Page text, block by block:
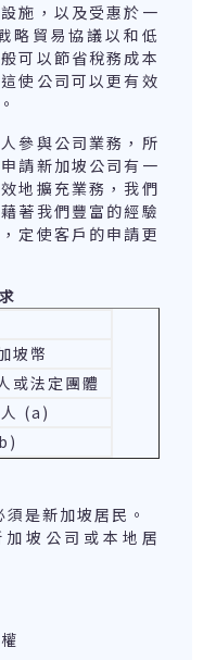
施，以及受惠於一
略貿易協議以和低
可以節省稅務成本
使公司可以更有效
參與公司業務，所
請新加坡公司有一
地擴充業務，我們
著我們豐富的經驗
定使客戶的申請更
坡幣
或法定團體
(a)
是新加坡居民。
坡公司或本地居